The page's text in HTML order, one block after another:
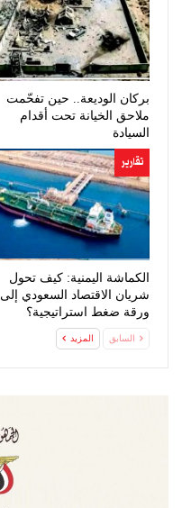
بركان الوديعة.. حين تفحّمت
ملاحق الخيانة تحت أقدام
السيادة
تقارير
الكماشة اليمنية: كيف تحول
شريان الاقتصاد السعودي إلى
ورقة ضغط استراتيجية؟
السابق المزيد